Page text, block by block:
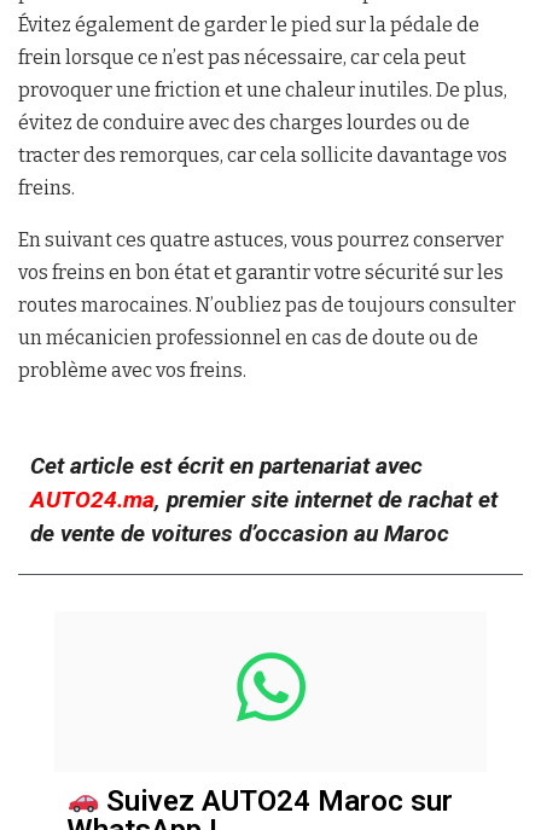
Évitez également de garder le pied sur la pédale de
frein lorsque ce n’est pas nécessaire, car cela peut
provoquer une friction et une chaleur inutiles. De plus,
évitez de conduire avec des charges lourdes ou de
tracter des remorques, car cela sollicite davantage vos
freins.
En suivant ces quatre astuces, vous pourrez conserver
vos freins en bon état et garantir votre sécurité sur les
routes marocaines. N’oubliez pas de toujours consulter
un mécanicien professionnel en cas de doute ou de
problème avec vos freins.
Cet article est écrit en partenariat avec
AUTO24.ma, premier site internet de rachat et
de vente de voitures d’occasion au Maroc
Suivez AUTO24 Maroc sur